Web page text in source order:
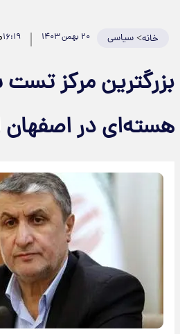
خانه>سیاسی ۲۰ بهمن ۱۴۰۳ ۱۶:۱۹
بزرگترین مرکز
هسته‌ای در اصفهان